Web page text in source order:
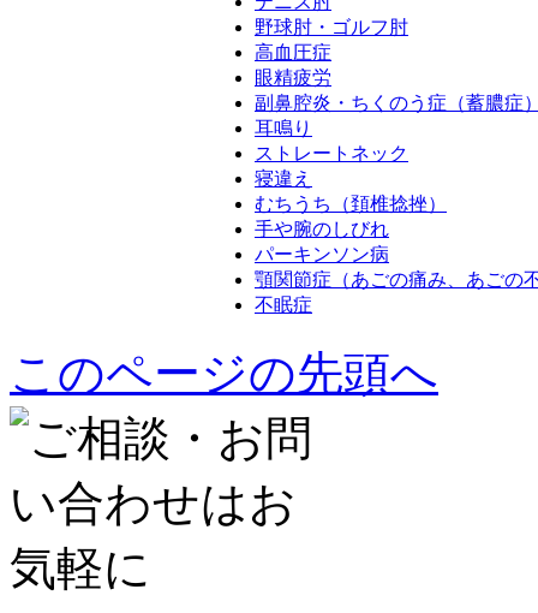
野球肘・ゴルフ肘
高血圧症
眼精疲労
副鼻腔炎・ちくのう症（蓄膿症
耳鳴り
ストレートネック
寝違え
むちうち（頚椎捻挫）
手や腕のしびれ
パーキンソン病
顎関節症（あごの痛み、あごの
不眠症
このページの先頭へ